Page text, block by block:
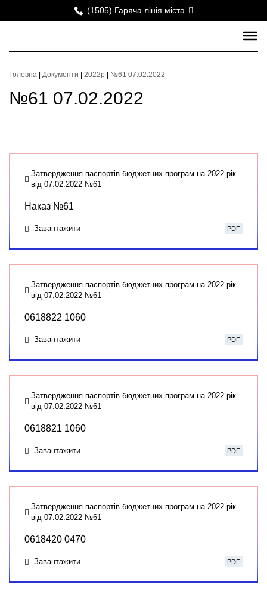
(1505) Гаряча лінія міста
Головна Документи 2022р №61 07.02.2022
№61 07.02.2022
Затвердження паспортів бюджетних програм на 2022 рік
від 07.02.2022 №61
Наказ №61
Завантажити PDF
Затвердження паспортів бюджетних програм на 2022 рік
від 07.02.2022 №61
0618822 1060
Завантажити PDF
Затвердження паспортів бюджетних програм на 2022 рік
від 07.02.2022 №61
0618821 1060
Завантажити PDF
Затвердження паспортів бюджетних програм на 2022 рік
від 07.02.2022 №61
0618420 0470
Завантажити PDF